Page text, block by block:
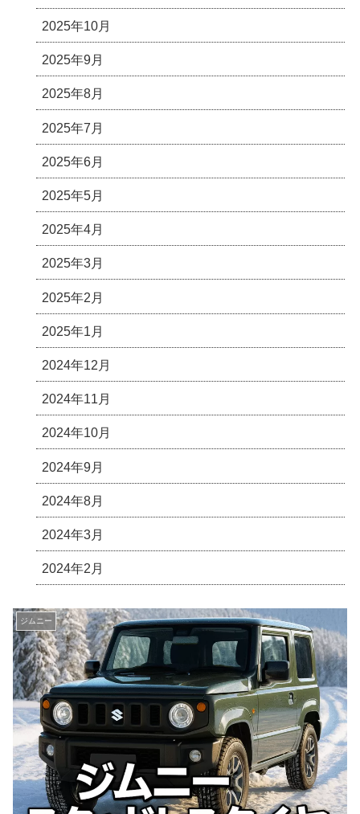
2025年10月
2025年9月
2025年8月
2025年7月
2025年6月
2025年5月
2025年4月
2025年3月
2025年2月
2025年1月
2024年12月
2024年11月
2024年10月
2024年9月
2024年8月
2024年3月
2024年2月
ジムニー